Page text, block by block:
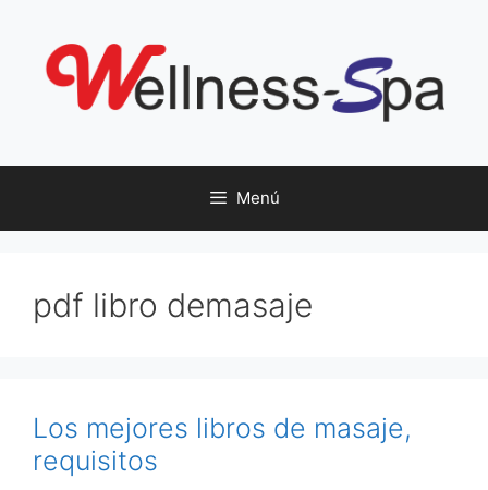
contenido
Menú
pdf libro demasaje
Los mejores libros de masaje,
requisitos